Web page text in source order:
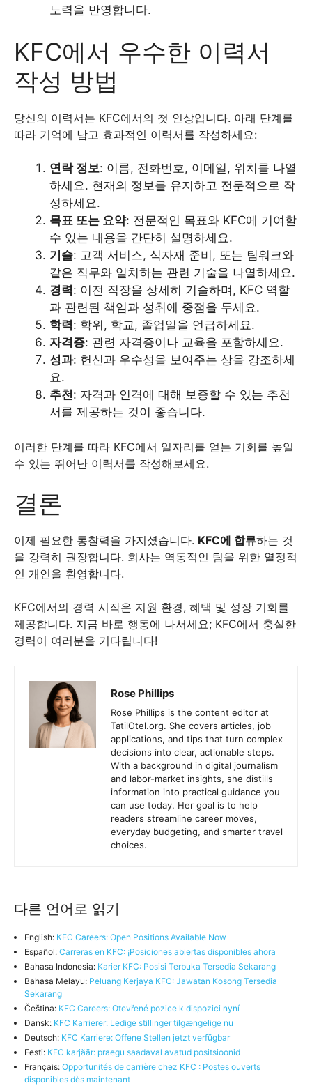
노력을 반영합니다.
KFC에서 우수한 이력서
작성 방법
당신의 이력서는 KFC에서의 첫 인상입니다. 아래 단계를
따라 기억에 남고 효과적인 이력서를 작성하세요:
연락 정보: 이름, 전화번호, 이메일, 위치를 나열
하세요. 현재의 정보를 유지하고 전문적으로 작
성하세요.
목표 또는 요약: 전문적인 목표와 KFC에 기여할
수 있는 내용을 간단히 설명하세요.
기술: 고객 서비스, 식자재 준비, 또는 팀워크와
같은 직무와 일치하는 관련 기술을 나열하세요.
경력: 이전 직장을 상세히 기술하며, KFC 역할
과 관련된 책임과 성취에 중점을 두세요.
학력: 학위, 학교, 졸업일을 언급하세요.
자격증: 관련 자격증이나 교육을 포함하세요.
성과: 헌신과 우수성을 보여주는 상을 강조하세
요.
추천: 자격과 인격에 대해 보증할 수 있는 추천
서를 제공하는 것이 좋습니다.
이러한 단계를 따라 KFC에서 일자리를 얻는 기회를 높일
수 있는 뛰어난 이력서를 작성해보세요.
결론
이제 필요한 통찰력을 가지셨습니다. KFC에 합류하는 것
을 강력히 권장합니다. 회사는 역동적인 팀을 위한 열정적
인 개인을 환영합니다.
KFC에서의 경력 시작은 지원 환경, 혜택 및 성장 기회를
제공합니다. 지금 바로 행동에 나서세요; KFC에서 충실한
경력이 여러분을 기다립니다!
Rose Phillips
Rose Phillips is the content editor at
TatilOtel.org. She covers articles, job
applications, and tips that turn complex
decisions into clear, actionable steps.
With a background in digital journalism
and labor-market insights, she distills
information into practical guidance you
can use today. Her goal is to help
readers streamline career moves,
everyday budgeting, and smarter travel
choices.
다른 언어로 읽기
English: KFC Careers: Open Positions Available Now
Español: Carreras en KFC: ¡Posiciones abiertas disponibles ahora
Bahasa Indonesia: Karier KFC: Posisi Terbuka Tersedia Sekarang
Bahasa Melayu: Peluang Kerjaya KFC: Jawatan Kosong Tersedia
Sekarang
Čeština: KFC Careers: Otevřené pozice k dispozici nyní
Dansk: KFC Karrierer: Ledige stillinger tilgængelige nu
Deutsch: KFC Karriere: Offene Stellen jetzt verfügbar
Eesti: KFC karjäär: praegu saadaval avatud positsioonid
Français: Opportunités de carrière chez KFC : Postes ouverts
disponibles dès maintenant